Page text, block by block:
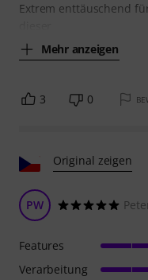
Extrem enttäuschend
Mehr anzeigen
3 0
Original zeigen
PW
Features
Verarbeitung